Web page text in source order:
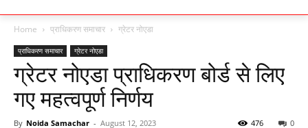
Home प्राधिकरण समाचार ग्रेटर नोएडा
प्राधिकरण समाचार ग्रेटर नोएडा
ग्रेटर नोएडा प्राधिकरण बोर्ड से लिए
गए महत्वपूर्ण निर्णय
By Noida Samachar - August 12, 2023 0
476